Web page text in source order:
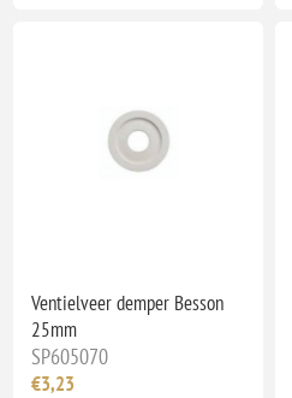
Ventielveer demper Besson
25mm
SP605070
€3,23